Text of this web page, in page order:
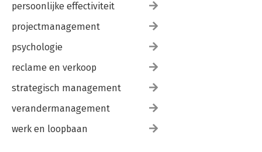
persoonlijke effectiviteit
projectmanagement
psychologie
reclame en verkoop
strategisch management
verandermanagement
werk en loopbaan